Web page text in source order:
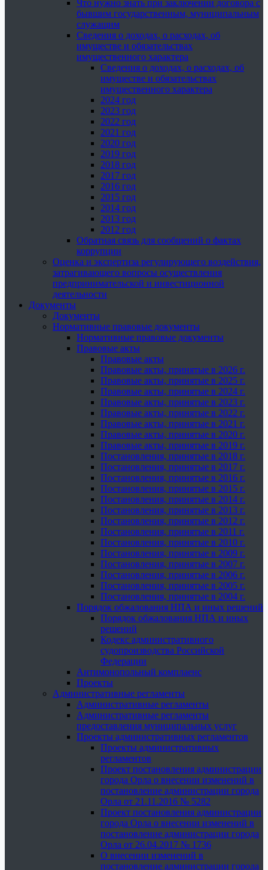
Что нужно знать при заключении договора с
бывшим государственным, муниципальным
служащим
Сведения о доходах, о расходах, об
имуществе и обязательствах
имущественного характера
Сведения о доходах, о расходах, об
имуществе и обязательствах
имущественного характера
2024 год
2023 год
2022 год
2021 год
2020 год
2019 год
2018 год
2017 год
2016 год
2015 год
2014 год
2013 год
2012 год
Обратная связь для сообщений о фактах
коррупции
Оценка и экспертиза регулирующего воздействия,
затрагивающего вопросы осуществления
предпринимательской и инвестиционной
деятельности
Документы
Документы
Нормативные правовые документы
Нормативные правовые документы
Правовые акты
Правовые акты
Правовые акты, принятые в 2026 г.
Правовые акты, принятые в 2025 г.
Правовые акты, принятые в 2024 г.
Правовые акты, принятые в 2023 г.
Правовые акты, принятые в 2022 г.
Правовые акты, принятые в 2021 г.
Правовые акты, принятые в 2020 г.
Правовые акты, принятые в 2019 г.
Постановления, принятые в 2018 г.
Постановления, принятые в 2017 г.
Постановления, принятые в 2016 г.
Постановления, принятые в 2015 г.
Постановления, принятые в 2014 г.
Постановления, принятые в 2013 г.
Постановления, принятые в 2012 г.
Постановления, принятые в 2011 г.
Постановления, принятые в 2010 г.
Постановления, принятые в 2009 г.
Постановления, принятые в 2007 г.
Постановления, принятые в 2006 г.
Постановления, принятые в 2005 г.
Постановления, принятые в 2004 г.
Порядок обжалования НПА и иных решений
Порядок обжалования НПА и иных
решений
Кодекс административного
судопроизводства Российской
Федерации
Антимонопольный комплаенс
Проекты
Административные регламенты
Административные регламенты
Административные регламенты
предоставления муниципальных услуг
Проекты административных регламентов
Проекты административных
регламентов
Проект постановления администрации
города Орла о внесении изменений в
постановление администрации города
Орла от 21.11.2016 № 5282
Проект постановления администрации
города Орла о внесении изменений в
постановление администрации города
Орла от 26.04.2017 № 1736
О внесении изменений в
постановление администрации города